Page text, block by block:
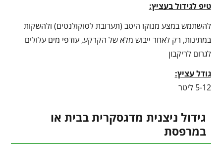
טיפ לגידול בעציץ:
להשתמש במצע מנוקז היטב (תערובת לסוקולנטים) ולהשקות
במתינות, רק לאחר ייבוש מלא של הקרקע, עודפי מים עלולים
לגרום לריקבון
גודל עציץ:
5-12 ליטר
גידול ניצנית מדגסקרית בבית או
במרפסת